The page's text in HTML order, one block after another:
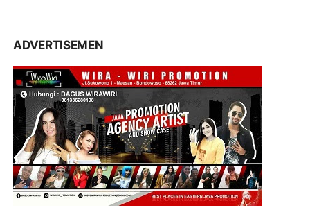
ADVERTISEMEN